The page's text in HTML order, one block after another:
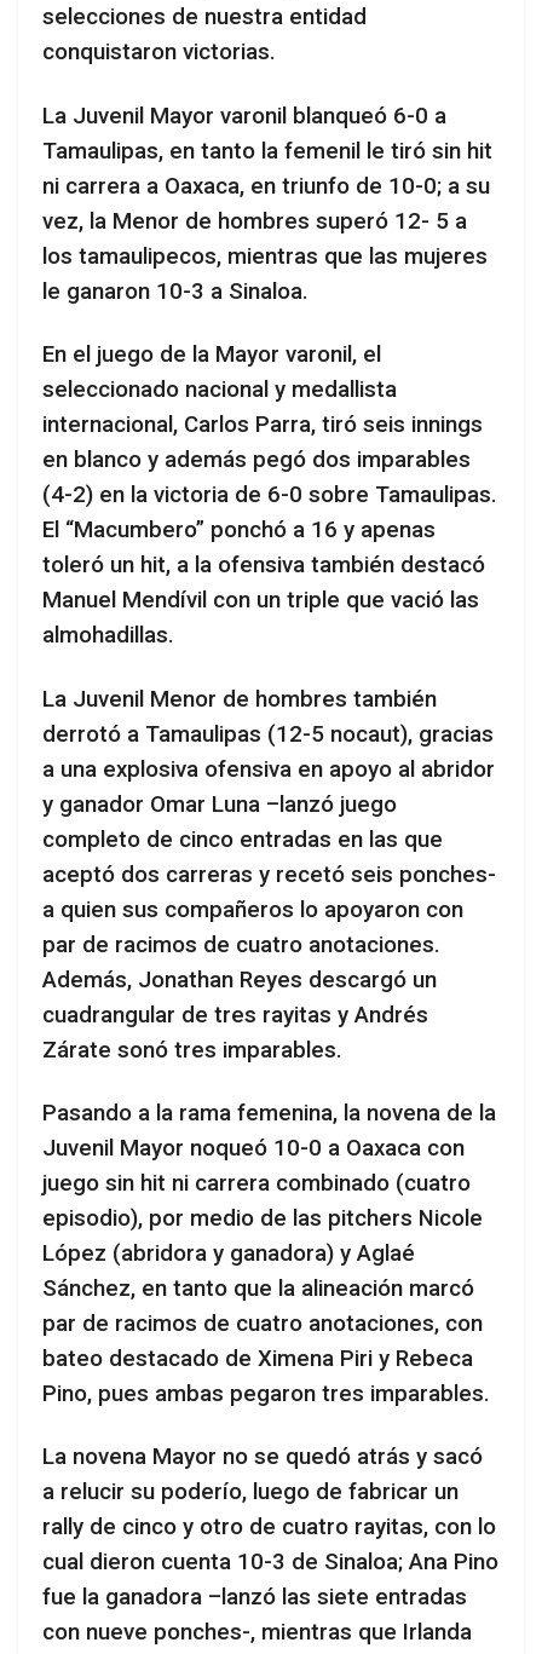
selecciones de nuestra entidad
conquistaron victorias.
La Juvenil Mayor varonil blanqueó 6-0 a
Tamaulipas, en tanto la femenil le tiró sin hit
ni carrera a Oaxaca, en triunfo de 10-0; a su
vez, la Menor de hombres superó 12- 5 a
los tamaulipecos, mientras que las mujeres
le ganaron 10-3 a Sinaloa.
En el juego de la Mayor varonil, el
seleccionado nacional y medallista
internacional, Carlos Parra, tiró seis innings
en blanco y además pegó dos imparables
(4-2) en la victoria de 6-0 sobre Tamaulipas.
El “Macumbero” ponchó a 16 y apenas
toleró un hit, a la ofensiva también destacó
Manuel Mendívil con un triple que vació las
almohadillas.
La Juvenil Menor de hombres también
derrotó a Tamaulipas (12-5 nocaut), gracias
a una explosiva ofensiva en apoyo al abridor
y ganador Omar Luna –lanzó juego
completo de cinco entradas en las que
aceptó dos carreras y recetó seis ponches-
a quien sus compañeros lo apoyaron con
par de racimos de cuatro anotaciones.
Además, Jonathan Reyes descargó un
cuadrangular de tres rayitas y Andrés
Zárate sonó tres imparables.
Pasando a la rama femenina, la novena de la
Juvenil Mayor noqueó 10-0 a Oaxaca con
juego sin hit ni carrera combinado (cuatro
episodio), por medio de las pitchers Nicole
López (abridora y ganadora) y Aglaé
Sánchez, en tanto que la alineación marcó
par de racimos de cuatro anotaciones, con
bateo destacado de Ximena Piri y Rebeca
Pino, pues ambas pegaron tres imparables.
La novena Mayor no se quedó atrás y sacó
a relucir su poderío, luego de fabricar un
rally de cinco y otro de cuatro rayitas, con lo
cual dieron cuenta 10-3 de Sinaloa; Ana Pino
fue la ganadora –lanzó las siete entradas
con nueve ponches-, mientras que Irlanda